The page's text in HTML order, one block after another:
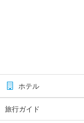
ホテル
旅行ガイド